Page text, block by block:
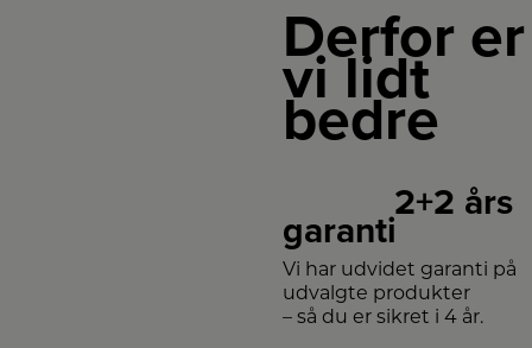
Derfor er
vi lidt
bedre
2+2 års
garanti
Vi har udvidet garanti på
udvalgte produkter
– så du er sikret i 4 år.